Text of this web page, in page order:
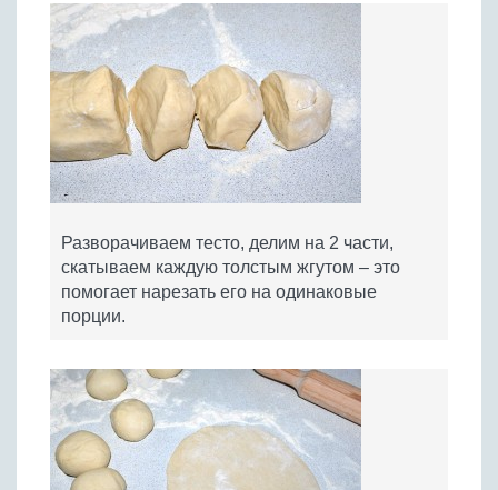
Разворачиваем тесто, делим на 2 части,
скатываем каждую толстым жгутом – это
помогает нарезать его на одинаковые
порции.